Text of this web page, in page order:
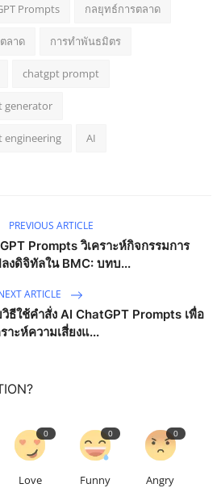
Prompts กลยุทธ์การตลาด
ลาด การทำพันธมิตร
chatgpt prompt
generator
AI
PREVIOUS ARTICLE
Prompts วิเคราะห์กิจกรรมการ
งดิจิทัลใน BMC: บทบ...
ARTICLE
ธีใช้คำสั่ง AI ChatGPT Prompts เพื่อ
าะห์ความเสี่ยงแ...
0
Love
0
Funny
0
Angry